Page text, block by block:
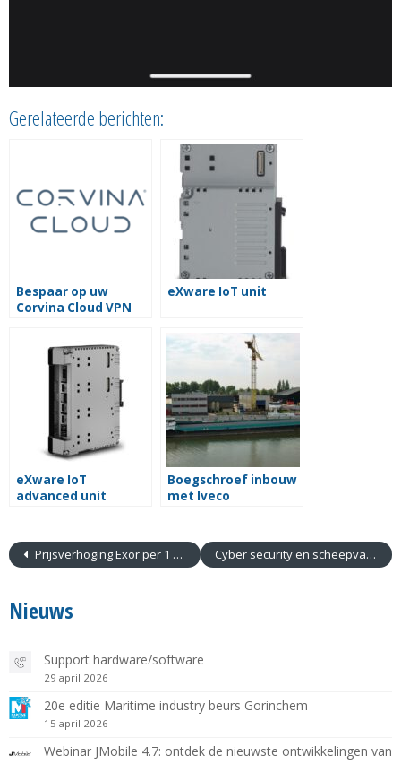
Gerelateerde berichten:
Bespaar op uw
Corvina Cloud VPN
eXware IoT unit
eXware IoT
advanced unit
Boegschroef inbouw
met Iveco
Prijsverhoging Exor per 1 maart 2026 Cyber security en scheepvaart
Nieuws
Support hardware/software
29 april 2026
20e editie Maritime industry beurs Gorinchem
15 april 2026
Webinar JMobile 4.7: ontdek de nieuwste ontwikkelingen van